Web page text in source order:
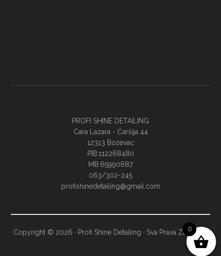
PROFI SHINE DETAILING
Cara Lazara - Ĉaršija 44
12313 Boževac
PIB:112268480
MB:65990687
063/302-245
profishinedetailing@gmail.com
Copyright © 2026 · Profi Shine Detailing · Sva Prava Zadržana
0